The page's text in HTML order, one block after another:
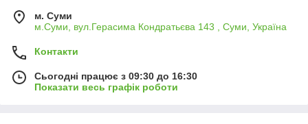
м. Суми
м.Суми, вул.Герасима Кондратьєва 143 , Суми, Україна
Контакти
Сьогодні працює з 09:30 до 16:30
Показати весь графік роботи